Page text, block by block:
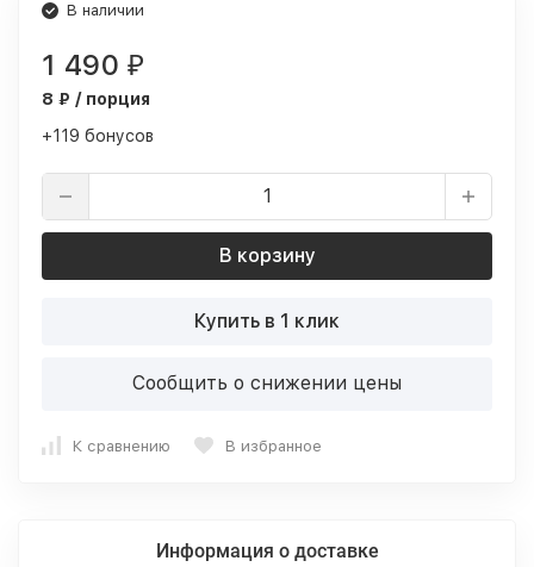
В наличии
1 490 ₽
8 ₽ / порция
+119 бонусов
В корзину
Купить в 1 клик
Сообщить о снижении цены
К сравнению В избранное
Информация о доставке